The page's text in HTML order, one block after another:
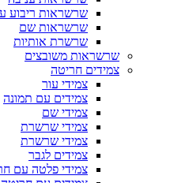
שרשראות ריבוע
שרשראות שם
שרשרת אותיות
שרשראות משובצים
צמידים חריטה
צמידי עור
צמידים עם תמונה
צמידי שם
צמידי שרשרת
צמידי שרשרת
צמידים לגבר
צמידי פלטה עם